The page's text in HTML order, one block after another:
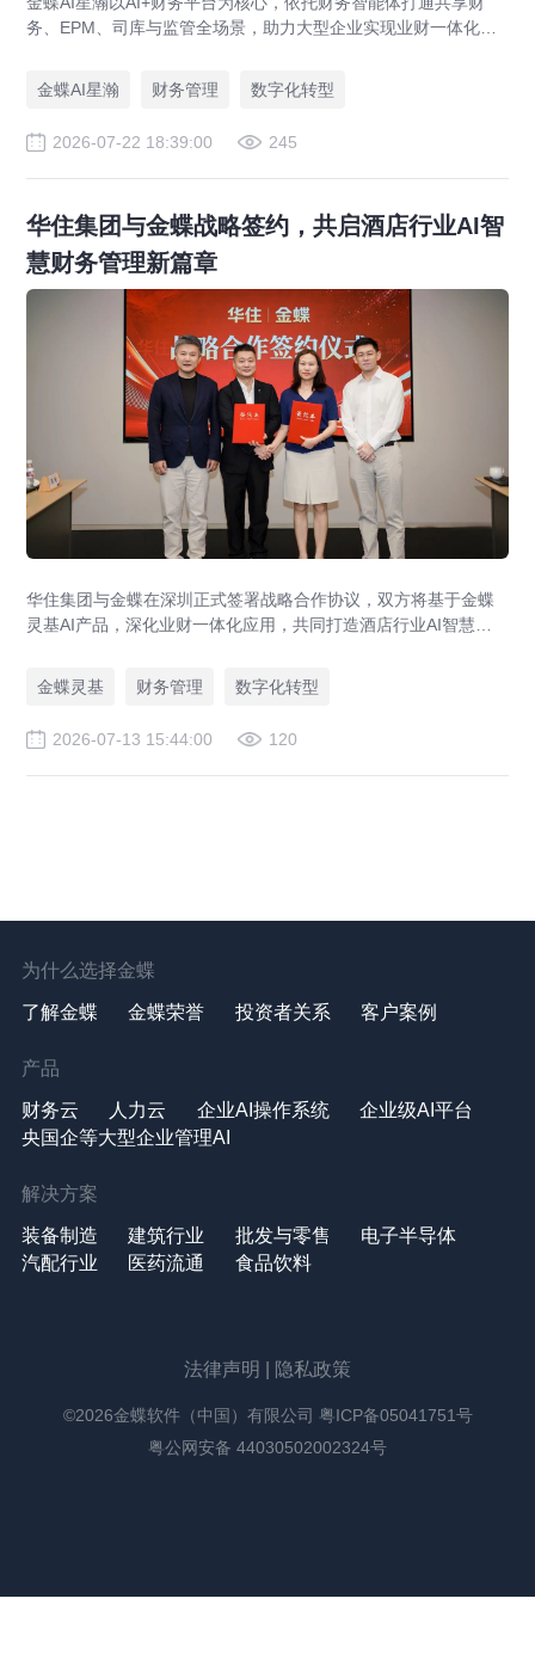
务、EPM、司库与监管全场景，助力大型企业实现业财一体化与
局、华为、通威等领先企业的共同选择。
金蝶AI星瀚 财务管理 数字化转型
2026-07-22 18:39:00 245
华住集团与金蝶战略签约，共启酒店行业AI智
慧财务管理新篇章
华住集团与金蝶在深圳正式签署战略合作协议，双方将基于金蝶
灵基AI产品，深化业财一体化应用，共同打造酒店行业AI智慧财
金蝶灵基
财务管理 数字化转型
2026-07-13 15:44:00 120
为什么选择金蝶
了解金蝶 金蝶荣誉 投资者关系 客户案例
产品
财务云 人力云 企业AI操作系统
企业级AI平台
央国企等大型企业管理AI
解决方案
装备制造 建筑行业 批发与零售
电子半导体
汽配行业
医药流通 食品饮料
法律声明 隐私政策
©2026金蝶软件（中国）有限公司 粤ICP备05041751号
粤公网安备 44030502002324号